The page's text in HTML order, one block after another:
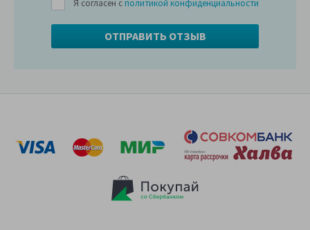
Я согласен с политикой конфиденциальности